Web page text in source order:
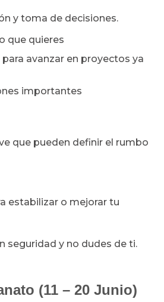
y toma de decisiones.
que quieres
avanzar en proyectos ya
importantes
que pueden definir el rumbo
estabilizar o mejorar tu
seguridad y no dudes de ti.
(11 – 20 Junio)